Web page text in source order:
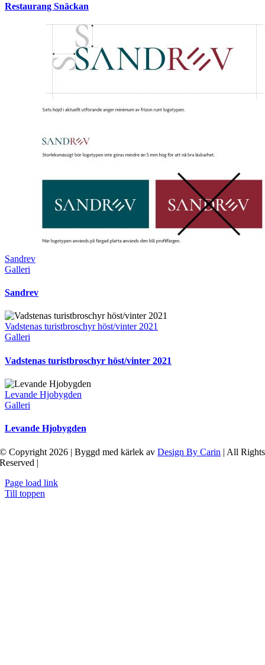
Restaurang Snäckan
Sandrev
Galleri
Sandrev
Vadstenas turistbroschyr höst/vinter 2021
Galleri
Vadstenas turistbroschyr höst/vinter 2021
Levande Hjobygden
Galleri
Levande Hjobygden
© Copyright 2026 | Byggd med kärlek avDesign By Carin | All Rights
Reserved |
Page load link
Till toppen